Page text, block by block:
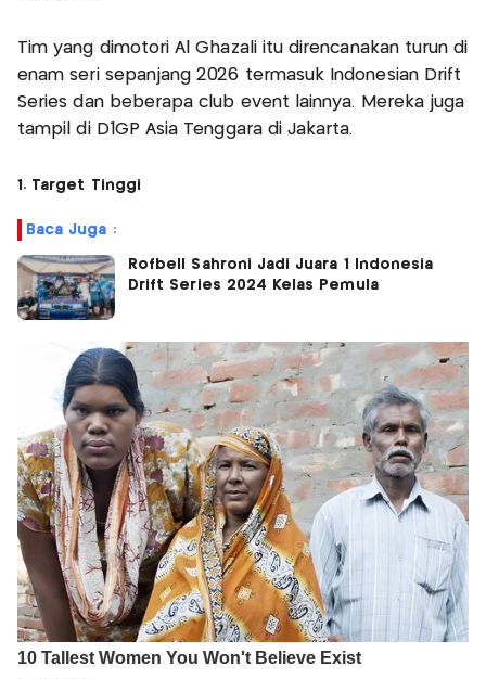
Tim yang dimotori Al Ghazali itu direncanakan turun di
enam seri sepanjang 2026 termasuk Indonesian Drift
Series dan beberapa club event lainnya. Mereka juga
tampil di D1GP Asia Tenggara di Jakarta.
1. Target Tinggi
Baca Juga :
Rofbell Sahroni Jadi Juara 1 Indonesia
Drift Series 2024 Kelas Pemula